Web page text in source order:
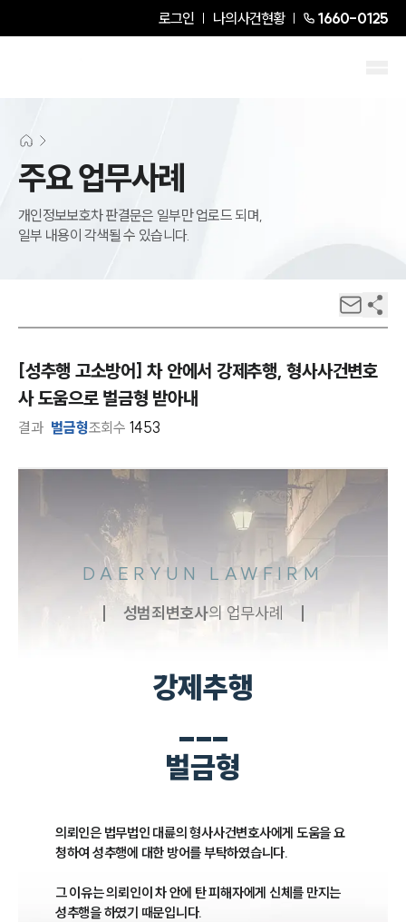
로그인 나의사건현황 1660-0125
주요 업무사례
개인정보보호차 판결문은 일부만 업로드 되며,
일부 내용이 각색될 수 있습니다.
[성추행 고소방어] 차 안에서 강제추행, 형사사건변호
사 도움으로 벌금형 받아내
결과 벌금형조회수 1453
DAERYUN LAWFIRM
성범죄 변호사의 업무사례
강제추행
___
벌금형
의뢰인은 법무법인 대륜의 형사사건변호사에게 도움을 요
청하여 성추행에 대한 방어를 부탁하였습니다.
그 이유는 의뢰인이 차 안에 탄 피해자에게 신체를 만지는
성추행을 하였기 때문입니다.